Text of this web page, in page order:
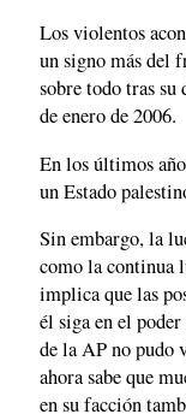
Los violentos
un signo más del
sobre todo tras su
de enero de 2006.
En los últimos
un Estado
Sin embargo, la
como la continua
implica que las
él siga en el
de la AP no pudo
ahora sabe que
en su facción